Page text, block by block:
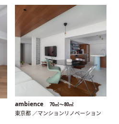
ambience 70㎡〜80㎡
東京都 ／マンションリノベーション